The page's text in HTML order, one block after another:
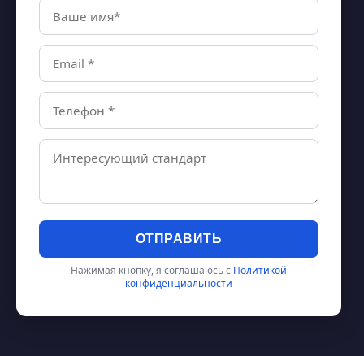
ОТПРАВИТЬ
Нажимая кнопку, я соглашаюсь с Политикой
конфиденциальности